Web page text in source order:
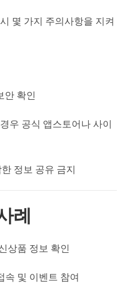
몇 가지 주의사항을 지켜
안 확인
우 공식 앱스토어나 사이
정보 공유 금지
례
상품 정보 확인
속 및 이벤트 참여